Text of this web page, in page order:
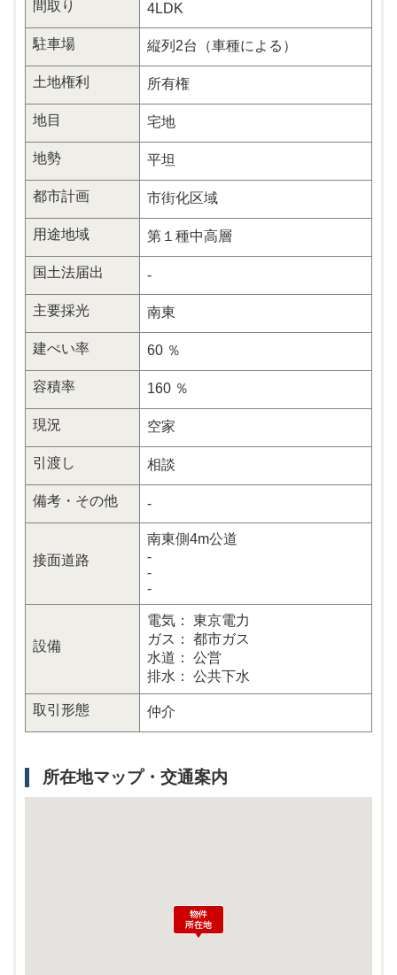
間取り 4LDK
駐車場 縦列2台（車種による）
土地権利 所有権
地目 宅地
地勢 平坦
都市計画 市街化区域
用途地域 第１種中高層
国土法届出 -
主要採光 南東
建ぺい率 60 ％
容積率 160 ％
現況 空家
引渡し 相談
備考・その他 -
接面道路
南東側4m公道
-
-
-
設備
電気： 東京電力
ガス： 都市ガス
水道： 公営
排水： 公共下水
取引形態 仲介
所在地マップ・交通案内